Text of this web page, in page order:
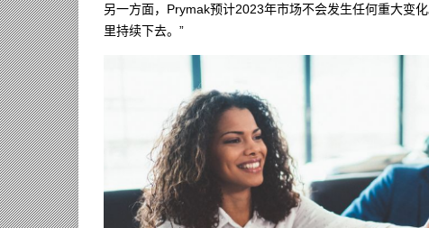
另一方面，Prymak预计2023年市场不会发生任何重大变
里持续下去。”